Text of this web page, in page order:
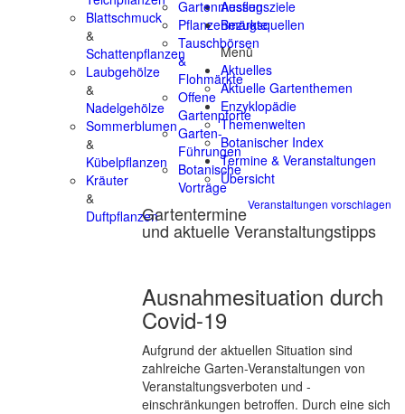
Blattschmuck
&
Schattenpflanzen
Laubgehölze
&
Nadelgehölze
Sommerblumen
&
Kübelpflanzen
Kräuter
&
Duftpflanzen
Gartenmessen
Pflanzenmärkte
Tauschbörsen
&
Flohmärkte
Offene
Gartenpforte
Garten-
Führungen
Botanische
Vorträge
Veranstaltungen vorschlagen
Gartentermine
und aktuelle Veranstaltungstipps
Ausnahmesituation durch
Covid-19
Aufgrund der aktuellen Situation sind
zahlreiche Garten-Veranstaltungen von
Veranstaltungsverboten und -
einschränkungen betroffen. Durch eine sich
Ausflugsziele
Bezugsquellen
Menü
Aktuelles
Aktuelle Gartenthemen
Enzyklopädie
Themenwelten
Botanischer Index
Termine & Veranstaltungen
Übersicht